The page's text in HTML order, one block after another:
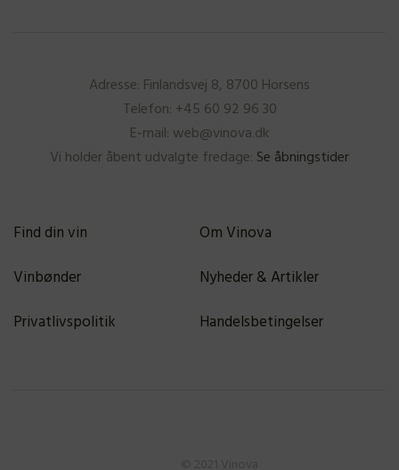
Adresse: Finlandsvej 8, 8700 Horsens
Telefon: +45 60 92 96 30
E-mail: web@vinova.dk
Vi holder åbent udvalgte fredage: Se åbningstider
Find din vin
Om Vinova
Vinbønder
Nyheder & Artikler
Privatlivspolitik
Handelsbetingelser